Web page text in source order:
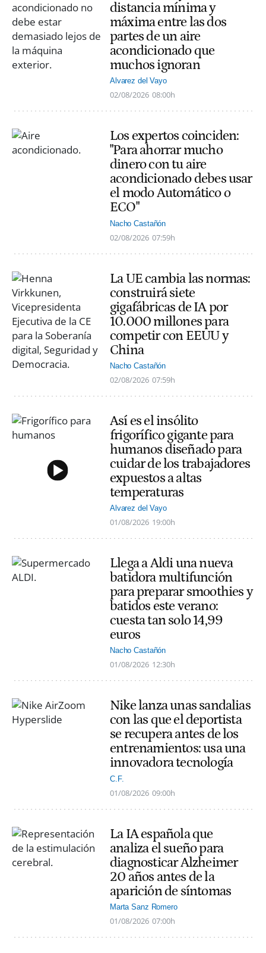
distancia mínima y
máxima entre las dos
partes de un aire
acondicionado que
muchos ignoran
Alvarez del Vayo
02/08/2026 08:00h
Los expertos coinciden:
"Para ahorrar mucho
dinero con tu aire
acondicionado debes usar
el modo Automático o
ECO"
Nacho Castañón
02/08/2026 07:59h
La UE cambia las normas:
construirá siete
gigafábricas de IA por
10.000 millones para
competir con EEUU y
China
Nacho Castañón
02/08/2026 07:59h
Así es el insólito
frigorífico gigante para
humanos diseñado para
cuidar de los trabajadores
expuestos a altas
temperaturas
Alvarez del Vayo
01/08/2026 19:00h
Llega a Aldi una nueva
batidora multifunción
para preparar smoothies y
batidos este verano:
cuesta tan solo 14,99
euros
Nacho Castañón
01/08/2026 12:30h
Nike lanza unas sandalias
con las que el deportista
se recupera antes de los
entrenamientos: usa una
innovadora tecnología
C.F.
01/08/2026 09:00h
La IA española que
analiza el sueño para
diagnosticar Alzheimer
20 años antes de la
aparición de síntomas
Marta Sanz Romero
01/08/2026 07:00h